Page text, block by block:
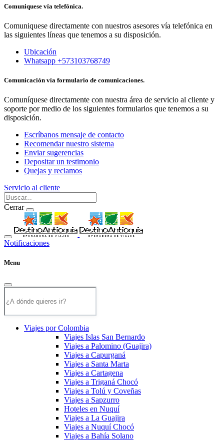
Comuniquese vía telefónica.
Comuniquese directamente con nuestros asesores vía telefónica en
las siguientes líneas que tenemos a su disposición.
Ubicación
Whatsapp +573103768749
Comunicación vía formulario de comunicaciones.
Comuníquese directamente con nuestra área de servicio al cliente y
soporte por medio de los siguientes formularios que tenemos a su
disposición.
Escríbanos mensaje de contacto
Recomendar nuestro sistema
Enviar sugerencias
Depositar un testimonio
Quejas y reclamos
Servicio al cliente
Cerrar
Notificaciones
Menu
Viajes por Colombia
Viajes Islas San Bernardo
Viajes a Palomino (Guajira)
Viajes a Capurganá
Viajes a Santa Marta
Viajes a Cartagena
Viajes a Triganá Chocó
Viajes a Tolú y Coveñas
Viajes a Sapzurro
Hoteles en Nuquí
Viajes a La Guajira
Viajes a Nuquí Chocó
Viajes a Bahía Solano